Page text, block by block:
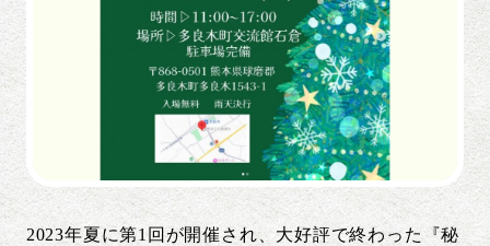
2023年夏に第1回が開催され、大好評で終わった『秘